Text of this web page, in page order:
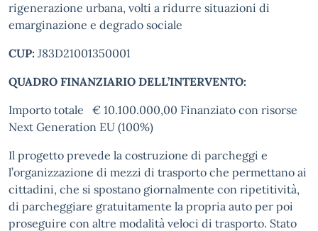
rigenerazione urbana, volti a ridurre situazioni di
emarginazione e degrado sociale
CUP: J83D21001350001
QUADRO FINANZIARIO DELL’INTERVENTO:
Importo totale € 10.100.000,00 Finanziato con risorse
Next Generation EU (100%)
Il progetto prevede la costruzione di parcheggi e
l’organizzazione di mezzi di trasporto che permettano ai
cittadini, che si spostano giornalmente con ripetitività,
di parcheggiare gratuitamente la propria auto per poi
proseguire con altre modalità veloci di trasporto. Stato